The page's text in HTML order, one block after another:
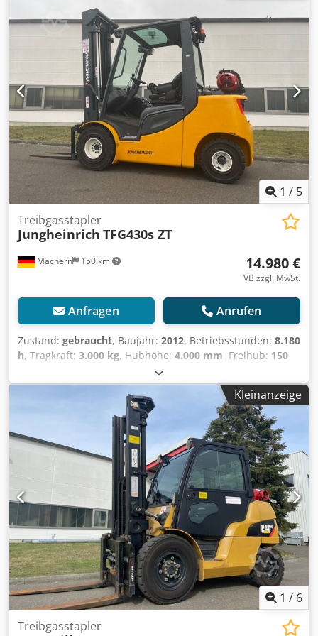
1 / 5
Machern 150 km
Treibgasstapler
Jungheinrich TFG430s ZT
14.980 €
VB zzgl. MwSt.
Anfragen Anrufen
Zustand: gebraucht, Baujahr: 2012, Betriebsstunden: 8.180
h, Tragkraft: 3.000 kg, Hubhöhe: 4.000 mm, Freihub: 150
, Bauhöhe:
1.200 mm, Antriebsart:Treibgas, Treibgasstapler
Lastschwerpunkt: 500 Gabelbreite: 100 mm Gabeldicke: 45
mm ISO Klasse: ISO Klasse 3 = 2.500 - 4.999 kg Masttyp:
Standard Zustand: Aufbereitet ohne Garantie Zustand
Technisch: gut Cjdpfxsr Irudj Acbsrf Bereifung vorne Typ:
Superelastik Bereifung vorne Zustand: 80 - 100% Bereifung
hinten Typ: Superelastik Bereifung hinten Zustand: 80 -
100% Beschreibung: Gerät ist optisch und technisch
aufgearbeitet. Wartung inkl. Antriebs- & Motorenöl
erneuert. UVV-Prüfung erneuert. Seitenschieber, 3. Ventil,
Arbeitsscheinwerfer hinten, Arbeitsscheinwerfer vorn,
Dachabdeckung, Frontscheibe, Halbkabine,
Kleinanzeige
1 / 6
Treibgasstapler